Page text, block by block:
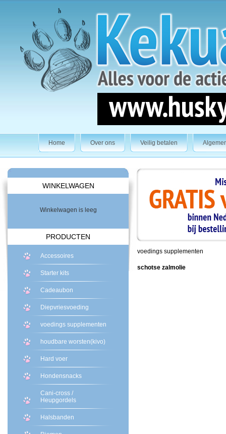
Home Over ons Veilig betalen
WINKELWAGEN
Winkelwagen is leeg
PRODUCTEN
Accessoires
Starter kits
Cadeaubon
Diepvriesvoeding
voedings supplementen
houdbare worsten(kivo)
Hard voer
Hondensnacks
Cani-cross /
Heupgordels
Halsbanden
voedings supplementen
schotse zalmolie